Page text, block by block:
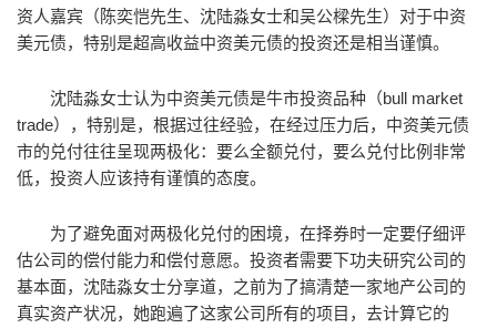
资人嘉宾（陈奕恺先生、沈陆淼女士和吴公樑先生）对于中资
美元债，特别是超高收益中资美元债的投资还是相当谨慎。
沈陆淼女士认为中资美元债是牛市投资品种（bull market
trade），特别是，根据过往经验，在经过压力后，中资美元债
市的兑付往往呈现两极化：要么全额兑付，要么兑付比例非常
低，投资人应该持有谨慎的态度。
为了避免面对两极化兑付的困境，在择券时一定要仔细评
估公司的偿付能力和偿付意愿。投资者需要下功夫研究公司的
基本面，沈陆淼女士分享道，之前为了搞清楚一家地产公司的
真实资产状况，她跑遍了这家公司所有的项目，去计算它的